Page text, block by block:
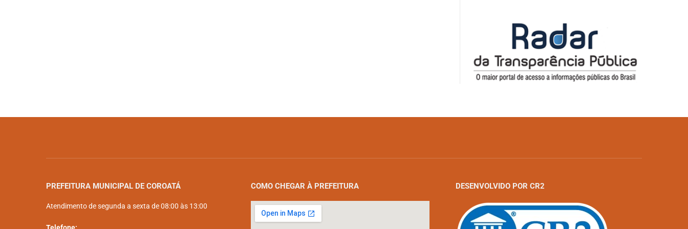
PREFEITURA MUNICIPAL DE COROATÁ
Atendimento de segunda a sexta de 08:00 às 13:00
COMO CHEGAR À PREFEITURA DESENVOLVIDO POR CR2